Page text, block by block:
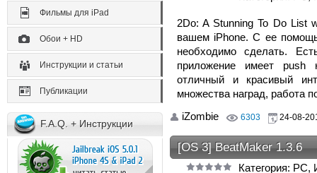
Фильмы для iPad
Обои + HD
Инструкции и статьи
Публикации
F.A.Q. + Инструкции
2Do: A Stunning To Do List
вашем iPhone. С ее
необходимо сделать.
приложение имеет push
отличный и красивый
множества наград, работа
iZombie
6303 24-08-
[OS 3] BeatMaker 1.3.6
Категория: